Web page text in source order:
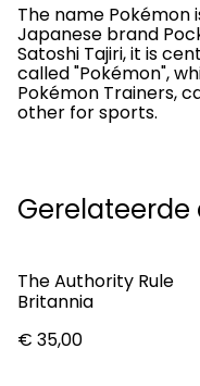
The name
Japanese brand
Satoshi Tajiri, it is
called "Pokémon",
Pokémon Trainers,
other for sports.
Gerelateerde
The Authority Rule
Britannia
€ 35,00